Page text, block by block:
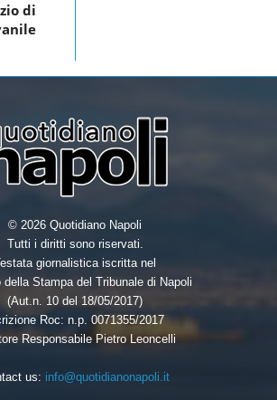
di
© 2026 Quotidiano Napoli
Tutti i diritti sono riservati.
giornalistica iscritta nel
della Stampa del Tribunale di Napoli
(Aut.n. 10 del 18/05/2017)
Roc: n.p. 0071355/2017
Responsabile Pietro Leoncelli
us: info@quotidianonapoli.it